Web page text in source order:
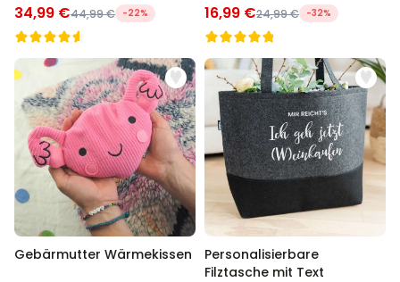
34,99 €44,99 € -22% 16,99 €24,99 € -32%
Gebärmutter Wärmekissen
Personalisierbare
Filztasche mit Text